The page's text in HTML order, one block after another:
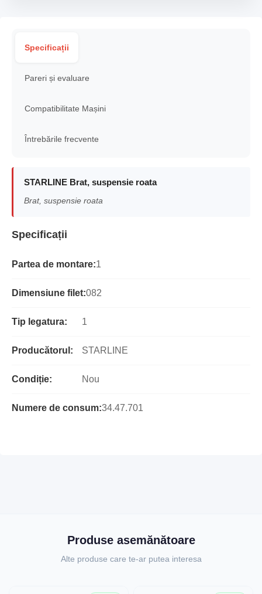
Specificații
Pareri și evaluare
Compatibilitate Mașini
Întrebările frecvente
STARLINE Brat, suspensie roata
Brat, suspensie roata
Specificații
Partea de montare:1
Dimensiune filet:082
Tip legatura: 1
Producătorul: STARLINE
Condiție: Nou
Numere de consum:34.47.701
Produse asemănătoare
Alte produse care te-ar putea interesa